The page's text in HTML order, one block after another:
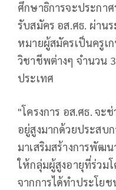
ศึกษาธิการจะประกาศ
รับสมัคร อส.ศธ. ผ่าน
หมายผู้สมัครเป็นครูเ
วิชาชีพต่างๆ จำนวน
ประเทศ
"โครงการ อส.ศธ. จะ
อยู่สูงมากด้วยประสบ
มาเสริมสร้างการพัฒ
ให้กลุ่มผู้สูงอายุที่ร่วม
จากการได้ทำประโย